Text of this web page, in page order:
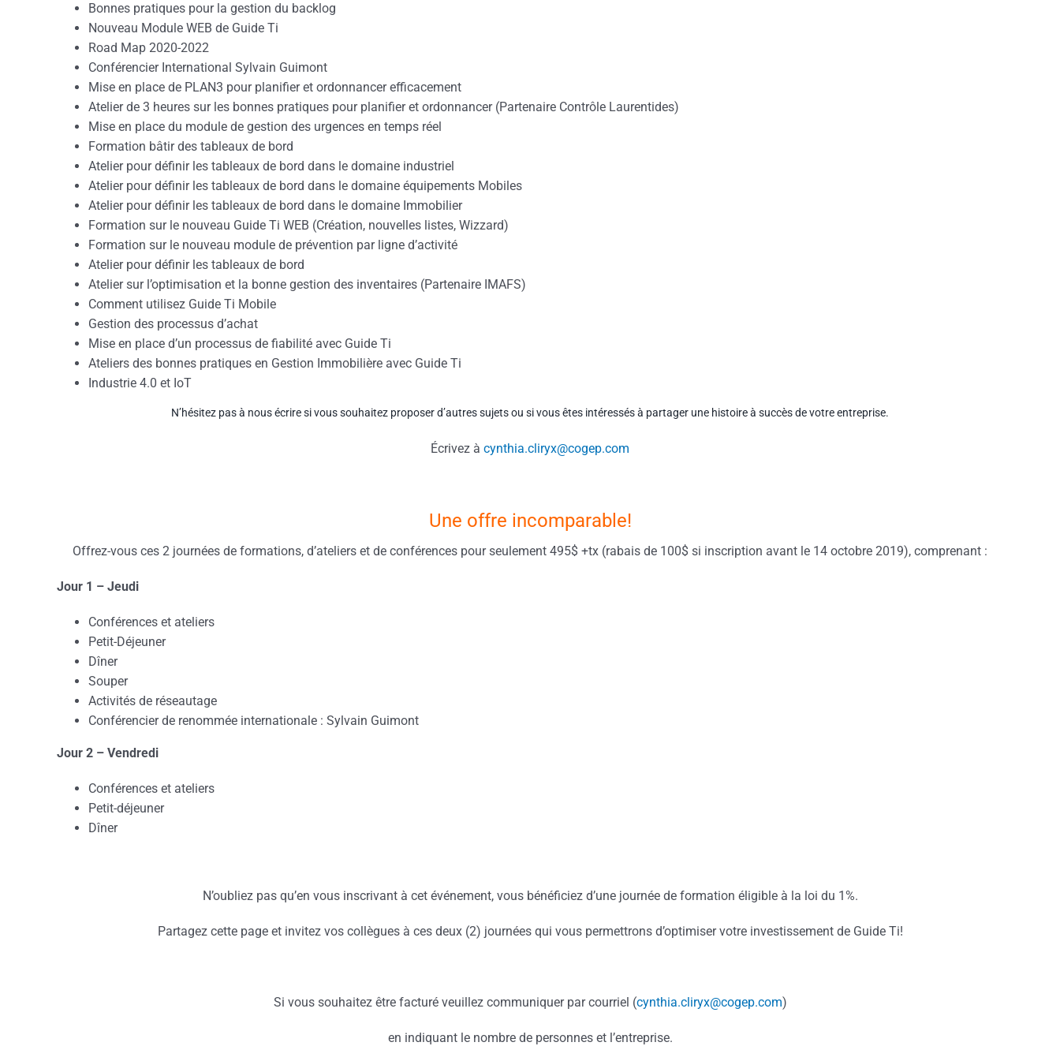
Bonnes pratiques pour la gestion du backlog
Nouveau Module WEB de Guide Ti
Road Map 2020-2022
Conférencier International Sylvain Guimont
Mise en place de PLAN3 pour planifier et ordonnancer efficacement
Atelier de 3 heures sur les bonnes pratiques pour planifier et ordonnancer (Partenaire Contrôle Laurentides)
Mise en place du module de gestion des urgences en temps réel
Formation bâtir des tableaux de bord
Atelier pour définir les tableaux de bord dans le domaine industriel
Atelier pour définir les tableaux de bord dans le domaine équipements Mobiles
Atelier pour définir les tableaux de bord dans le domaine Immobilier
Formation sur le nouveau Guide Ti WEB (Création, nouvelles listes, Wizzard)
Formation sur le nouveau module de prévention par ligne d’activité
Atelier pour définir les tableaux de bord
Atelier sur l’optimisation et la bonne gestion des inventaires (Partenaire IMAFS)
Comment utilisez Guide Ti Mobile
Gestion des processus d’achat
Mise en place d’un processus de fiabilité avec Guide Ti
Ateliers des bonnes pratiques en Gestion Immobilière avec Guide Ti
Industrie 4.0 et IoT
N’hésitez pas à nous écrire si vous souhaitez proposer d’autres sujets ou si vous êtes intéressés à partager une histoire à succès de votre entreprise.
Écrivez à cynthia.cliryx@cogep.com
Une offre incomparable!
Offrez-vous ces 2 journées de formations, d’ateliers et de conférences pour seulement 495$ +tx (rabais de 100$ si inscription avant le 14 octobre 2019), comprenant :
Jour 1 – Jeudi
Conférences et ateliers
Petit-Déjeuner
Dîner
Souper
Activités de réseautage
Conférencier de renommée internationale : Sylvain Guimont
Jour 2 – Vendredi
Conférences et ateliers
Petit-déjeuner
Dîner
N’oubliez pas qu’en vous inscrivant à cet événement, vous bénéficiez d’une journée de formation éligible à la loi du 1%.
Partagez cette page et invitez vos collègues à ces deux (2) journées qui vous permettrons d’optimiser votre investissement de Guide Ti!
Si vous souhaitez être facturé veuillez communiquer par courriel (cynthia.cliryx@cogep.com)
en indiquant le nombre de personnes et l’entreprise.